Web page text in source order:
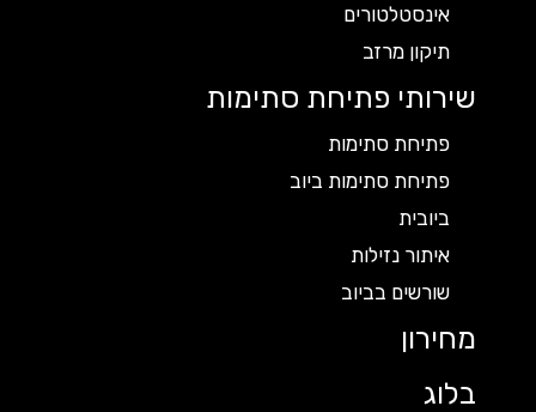
אינסטלטורים
תיקון מרזב
שירותי פתיחת סתימות
פתיחת סתימות
פתיחת סתימות ביוב
ביובית
איתור נזילות
שורשים בביוב
מחירון
בלוג